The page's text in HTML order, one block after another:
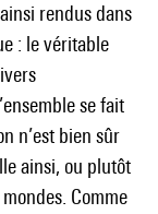
rendus dans
: le véritable
se fait
n’est bien sûr
ainsi, ou plutôt
Comme